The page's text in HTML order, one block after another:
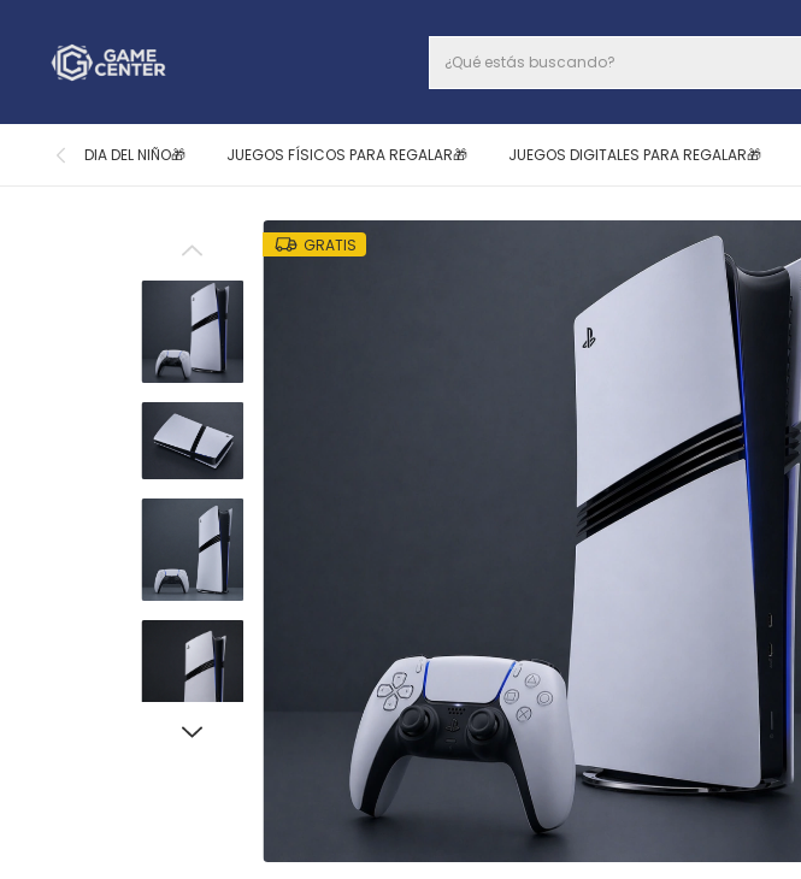
DIA DEL NIÑO🎁 JUEGOS FÍSICOS PARA REGALAR🎁 JUEGOS DIGITALES PARA REGALAR🎁
GRATIS